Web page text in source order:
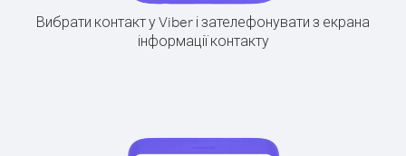
Вибрати контакт у Viber і зателефонувати з екрана
інформації контакту